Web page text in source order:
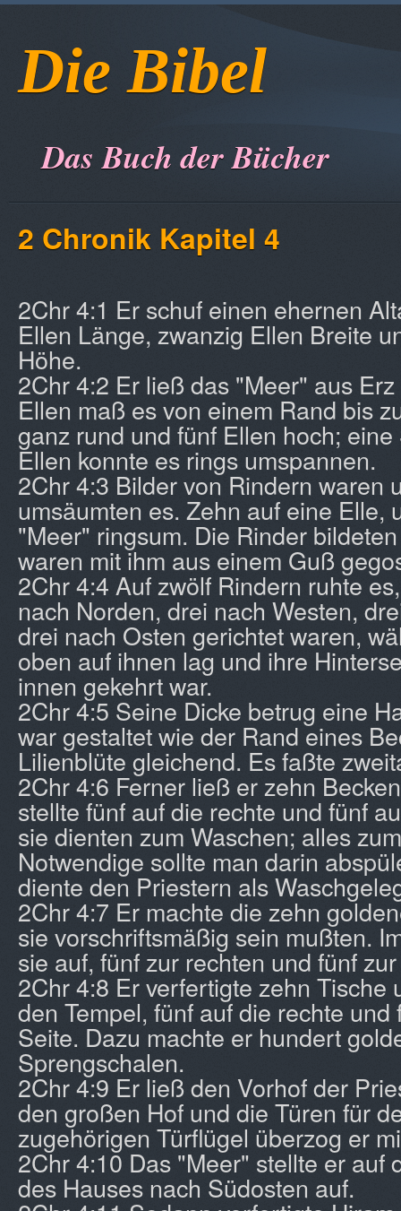
Die Bibel
Das Buch der Bücher
2 Chronik Kapitel 4
2Chr 4:1 Er schuf einen ehernen
Ellen Länge, zwanzig Ellen Breite
Höhe.
2Chr 4:2 Er ließ das "Meer" aus
Ellen maß es von einem Rand bis
ganz rund und fünf Ellen hoch;
Ellen konnte es rings umspannen.
2Chr 4:3 Bilder von Rindern waren
umsäumten es. Zehn auf eine Elle,
"Meer" ringsum. Die Rinder
waren mit ihm aus einem Guß
2Chr 4:4 Auf zwölf Rindern ruhte
nach Norden, drei nach Westen,
drei nach Osten gerichtet waren,
oben auf ihnen lag und ihre
innen gekehrt war.
2Chr 4:5 Seine Dicke betrug eine
war gestaltet wie der Rand eines
Lilienblüte gleichend. Es faßte
2Chr 4:6 Ferner ließ er zehn
stellte fünf auf die rechte und fünf
sie dienten zum Waschen; alles
Notwendige sollte man darin
diente den Priestern als
2Chr 4:7 Er machte die zehn
sie vorschriftsmäßig sein mußten.
sie auf, fünf zur rechten und fünf
2Chr 4:8 Er verfertigte zehn Tische
den Tempel, fünf auf die rechte und
Seite. Dazu machte er hundert
Sprengschalen.
2Chr 4:9 Er ließ den Vorhof der
den großen Hof und die Türen für
zugehörigen Türflügel überzog er
2Chr 4:10 Das "Meer" stellte er auf
des Hauses nach Südosten auf.